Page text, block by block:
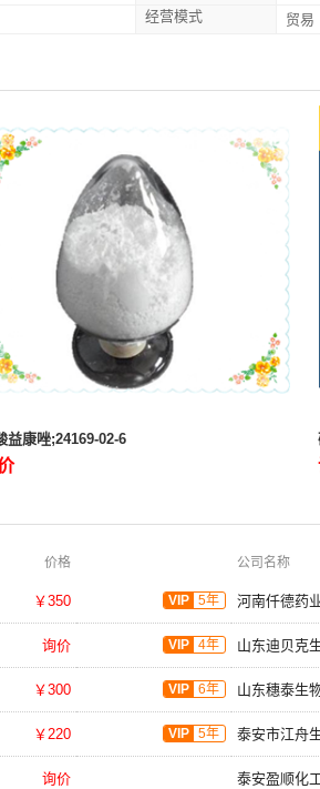
经营模式 贸易
益康唑;24169-02-6
价格 公司名称
￥350 VIP 5年 河南仟德药
询价 VIP 4年 山东迪贝克
￥300 VIP 6年 山东穗泰生
￥220 VIP 5年 泰安市江舟
询价 泰安盈顺化